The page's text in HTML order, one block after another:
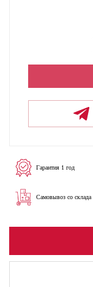
Гарантия 1 год
Самовывоз со склада